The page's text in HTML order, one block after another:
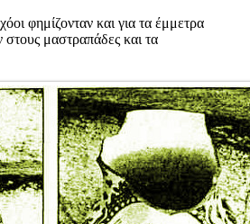
φημίζονταν και για τα έμμετρα
μαστραπάδες και τα